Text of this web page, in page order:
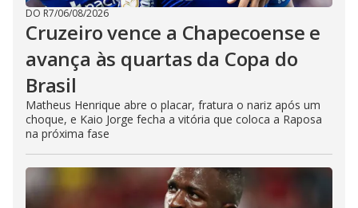
DO R7/06/08/2026
Cruzeiro vence a Chapecoense e
avança às quartas da Copa do
Brasil
Matheus Henrique abre o placar, fratura o nariz após um
choque, e Kaio Jorge fecha a vitória que coloca a Raposa
na próxima fase